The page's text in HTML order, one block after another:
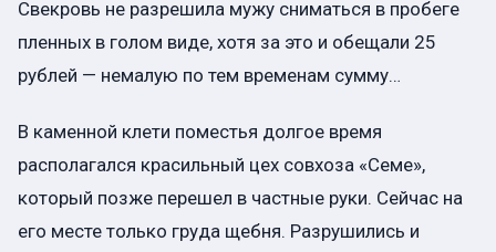
Свекровь не разрешила мужу сниматься в пробеге
пленных в голом виде, хотя за это и обещали 25
рублей — немалую по тем временам сумму…
В каменной клети поместья долгое время
располагался красильный цех совхоза «Семе»,
который позже перешел в частные руки. Сейчас на
его месте только груда щебня. Разрушились и